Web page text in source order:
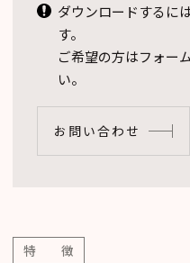
ダウンロードするに
す。
ご希望の方はフォー
い。
お問い合わせ
特 徴